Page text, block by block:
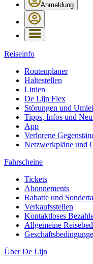
Anmeldung
Reiseinfo
Routenplaner
Haltestellen
Linien
De Lijn Flex
Störungen und
Tipps, Infos und
App
Verlorene
Netzwerkpläne und
Fahrscheine
Tickets
Abonnements
Rabatte und
Verkaufsstellen
Kontaktloses
Allgemeine
Über De Lijn